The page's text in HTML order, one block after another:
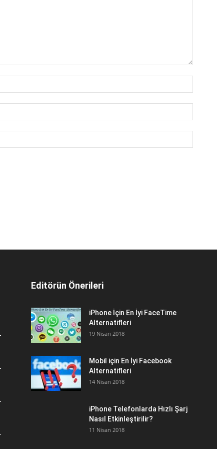
Editörün Önerileri
iPhone İçin En İyi FaceTime
Alternatifleri
19 Nisan 2018
Mobil için En İyi Facebook
Alternatifleri
14 Nisan 2018
iPhone Telefonlarda Hızlı Şarj
Nasıl Etkinleştirilir?
11 Nisan 2018